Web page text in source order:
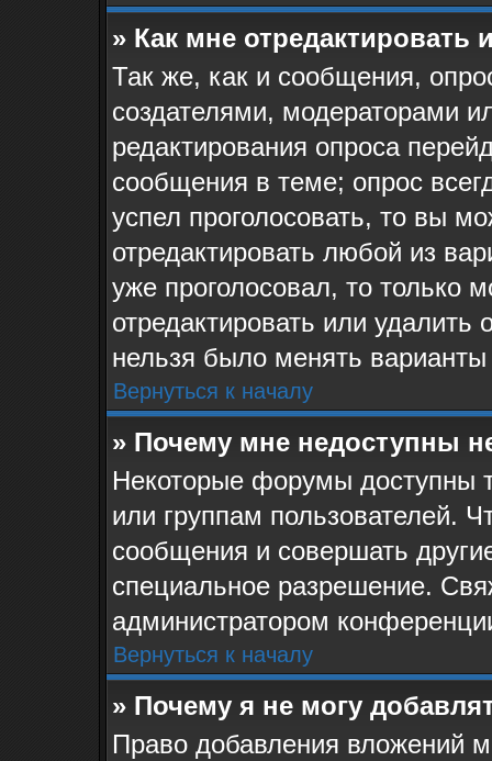
» Как мне отредактировать
Так же, как и сообщения,
создателями, модераторами
редактирования опроса
сообщения в теме; опрос
успел проголосовать, то вы
отредактировать любой из
уже проголосовал, то только
отредактировать или
нельзя было менять
Вернуться к началу
» Почему мне недоступны
Некоторые форумы доступны
или группам пользователей.
сообщения и совершать
специальное разрешение.
администратором
Вернуться к началу
» Почему я не могу
Право добавления вложений